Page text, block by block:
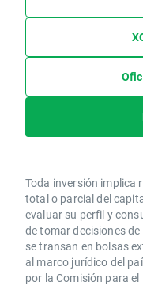
Toda inversión implica
total o parcial del
evaluar su perfil y
de tomar decisiones
se transan en bolsas
al marco jurídico del
por la Comisión para